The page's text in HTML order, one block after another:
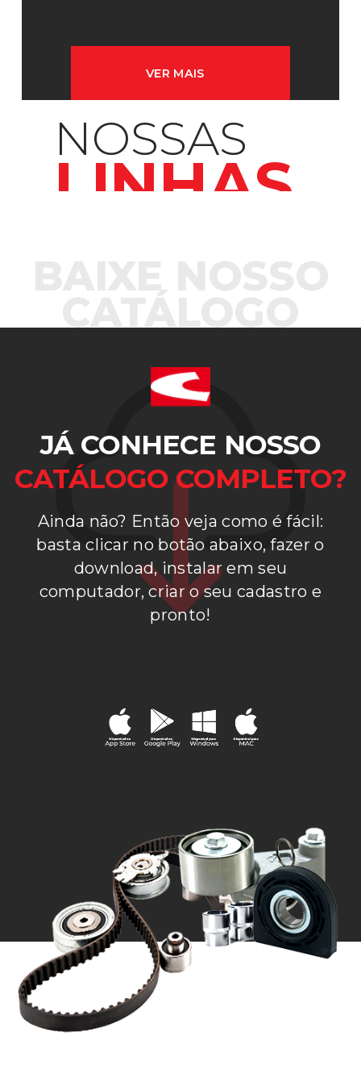
NOSSAS
LINHAS
VER MAIS
JÁ CONHECE NOSSO
CATÁLOGO COMPLETO?
Ainda não? Então veja como é fácil:
basta clicar no botão abaixo, fazer o
download, instalar em seu
computador, criar o seu cadastro e
pronto!